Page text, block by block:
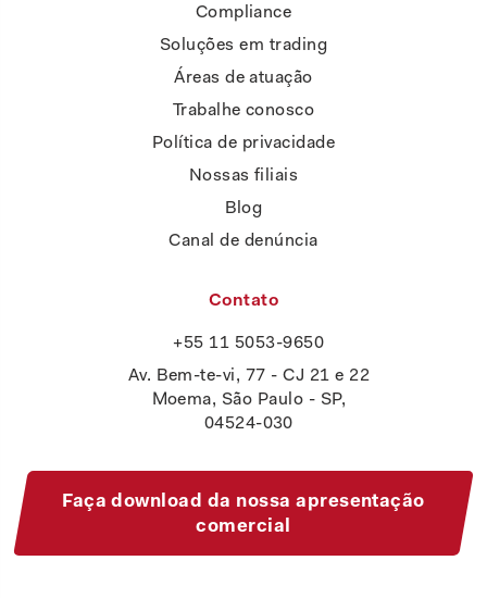
Compliance
Soluções em trading
Áreas de atuação
Trabalhe conosco
Política de privacidade
Nossas filiais
Blog
Canal de denúncia
Contato
+55 11 5053-9650
Av. Bem-te-vi, 77 - CJ 21 e 22
Moema, São Paulo - SP,
04524-030
Faça download da nossa apresentação
comercial